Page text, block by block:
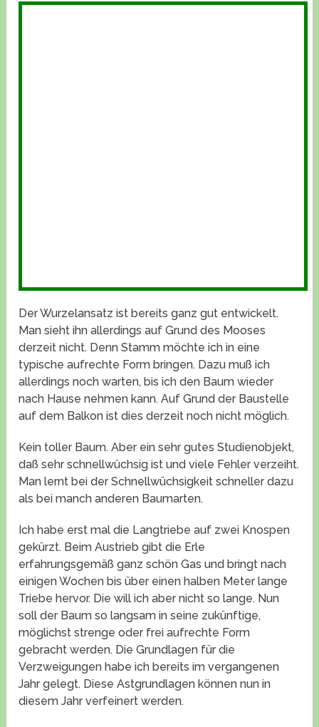
Der Wurzelansatz ist bereits ganz gut entwickelt.
Man sieht ihn allerdings auf Grund des Mooses
derzeit nicht. Denn Stamm möchte ich in eine
typische aufrechte Form bringen. Dazu muß ich
allerdings noch warten, bis ich den Baum wieder
nach Hause nehmen kann. Auf Grund der Baustelle
auf dem Balkon ist dies derzeit noch nicht möglich.
Kein toller Baum. Aber ein sehr gutes Studienobjekt,
daß sehr schnellwüchsig ist und viele Fehler verzeiht.
Man lernt bei der Schnellwüchsigkeit schneller dazu
als bei manch anderen Baumarten.
Ich habe erst mal die Langtriebe auf zwei Knospen
gekürzt. Beim Austrieb gibt die Erle
erfahrungsgemäß ganz schön Gas und bringt nach
einigen Wochen bis über einen halben Meter lange
Triebe hervor. Die will ich aber nicht so lange. Nun
soll der Baum so langsam in seine zukünftige,
möglichst strenge oder frei aufrechte Form
gebracht werden. Die Grundlagen für die
Verzweigungen habe ich bereits im vergangenen
Jahr gelegt. Diese Astgrundlagen können nun in
diesem Jahr verfeinert werden.